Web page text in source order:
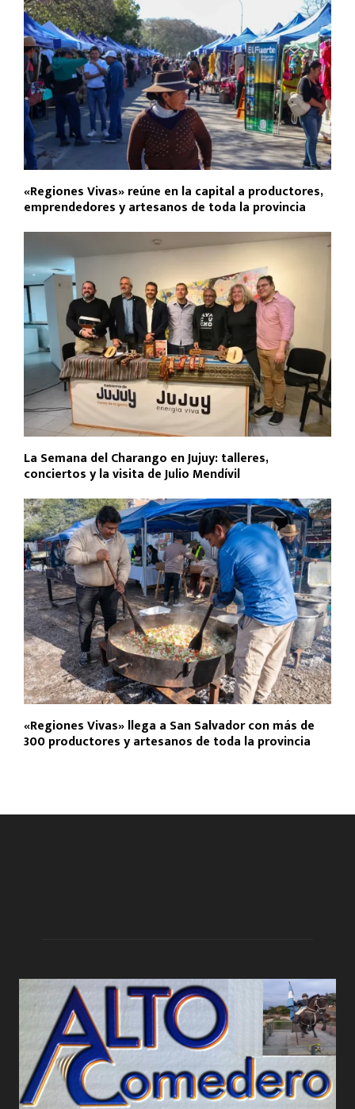
«Regiones Vivas» reúne en la capital a productores,
emprendedores y artesanos de toda la provincia
La Semana del Charango en Jujuy: talleres,
conciertos y la visita de Julio Mendívil
«Regiones Vivas» llega a San Salvador con más de
300 productores y artesanos de toda la provincia